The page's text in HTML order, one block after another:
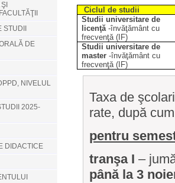
DE
NIVELUL
2025-
DIDACTICE
Ciclul de studii
Studii universitare de
licenţă-învăţământ cu
frecvenţă (IF)
Studii universitare de
master-învăţământ cu
frecvenţă (IF)
Taxa de
rate, după
pentru
tranşa I –
până la 3